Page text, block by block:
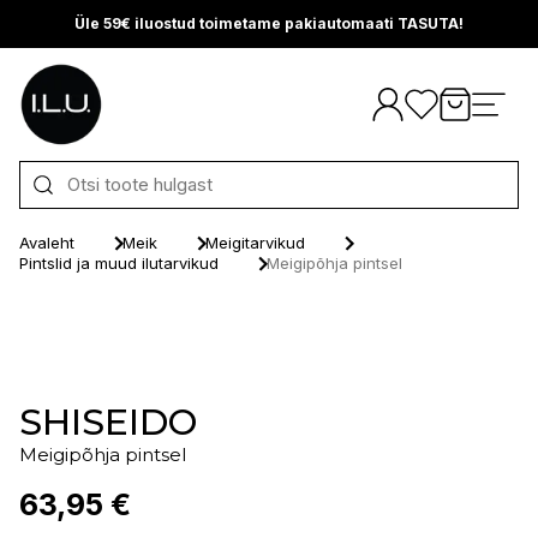
Üle 59€ iluostud toimetame pakiautomaati TASUTA!
Otse sisu juurde
Avaleht Meik
Meigitarvikud
Pintslid ja muud ilutarvikud
Meigipõhja pintsel
SHISEIDO
Meigipõhja pintsel
63,95 €